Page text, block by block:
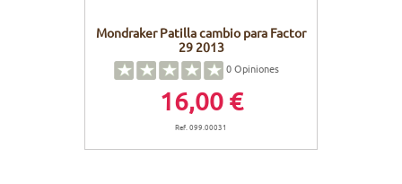
Mondraker Patilla cambio para Factor
29 2013
0Opiniones
16,00 €
Ref. 099.00031